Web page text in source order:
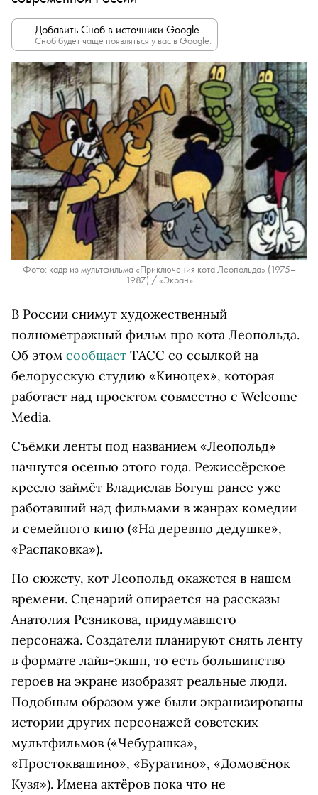
Добавить Сноб в источники Google
Сноб будет чаще появляться у вас в Google.
Фото: кадр из мультфильма «Приключения кота Леопольда» (1975–
1987) / «Экран»
В России снимут художественный
полнометражный фильм про кота Леопольда.
Об этом сообщает ТАСС со ссылкой на
белорусскую студию «Киноцех», которая
работает над проектом совместно с Welcome
Media.
Съёмки ленты под названием «Леопольд»
начнутся осенью этого года. Режиссёрское
кресло займёт Владислав Богуш ранее уже
работавший над фильмами в жанрах комедии
и семейного кино («На деревню дедушке»,
«Распаковка»).
По сюжету, кот Леопольд окажется в нашем
времени. Сценарий опирается на рассказы
Анатолия Резникова, придумавшего
персонажа. Создатели планируют снять ленту
в формате лайв-экшн, то есть большинство
героев на экране изобразят реальные люди.
Подобным образом уже были экранизированы
истории других персонажей советских
мультфильмов («Чебурашка»,
«Простоквашино», «Буратино», «Домовёнок
Кузя»). Имена актёров пока что не